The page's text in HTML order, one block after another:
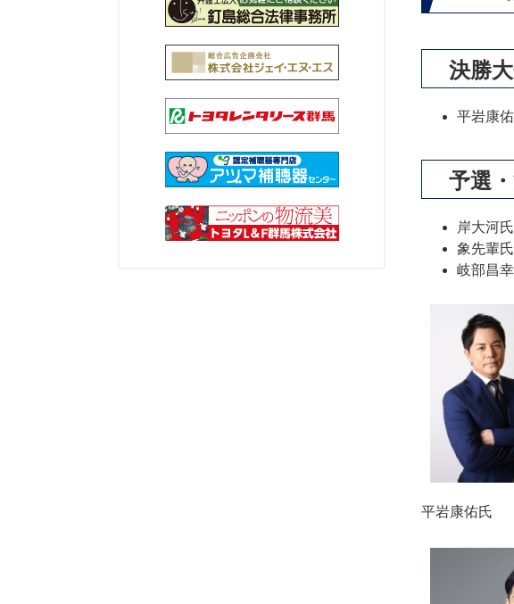
決勝
平岩康
予選
岸大河
象先輩
岐部昌
平岩康佑氏